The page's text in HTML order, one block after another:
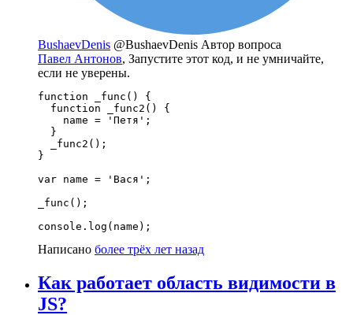
BushaevDenis @BushaevDenis Автор вопроса
Павел Антонов, Запустите этот код, и не умничайте,
если не уверены.
function _func() {
  function _func2() {
    name = 'Петя';
  }
  _func2();
}
var name = 'Вася';
_func();
console.log(name);
Написано более трёх лет назад
Как работает область видимости в
JS?